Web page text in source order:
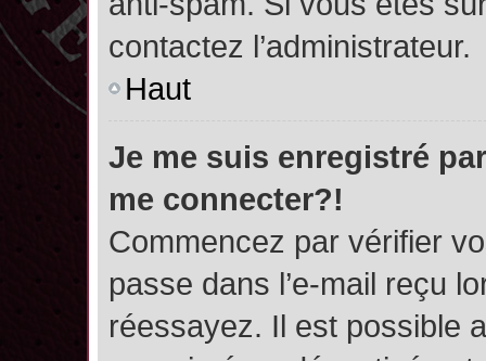
contactez l’administrateur.
Haut
Je me suis enregistré
me connecter?!
Commencez par vérifier
passe dans l’e-mail reçu
réessayez. Il est possible